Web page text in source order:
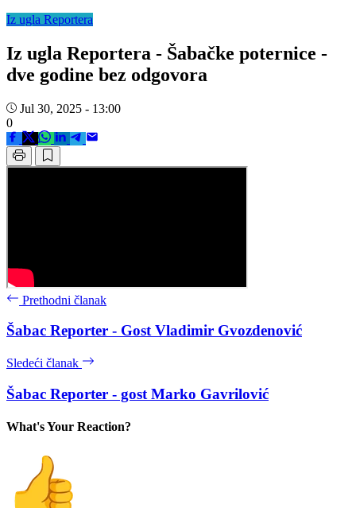
Iz ugla Reportera
Iz ugla Reportera - Šabačke poternice -
dve godine bez odgovora
Jul 30, 2025 - 13:00
0
Prethodni članak
Šabac Reporter - Gost Vladimir Gvozdenović
Sledeći članak
Šabac Reporter - gost Marko Gavrilović
What's Your Reaction?